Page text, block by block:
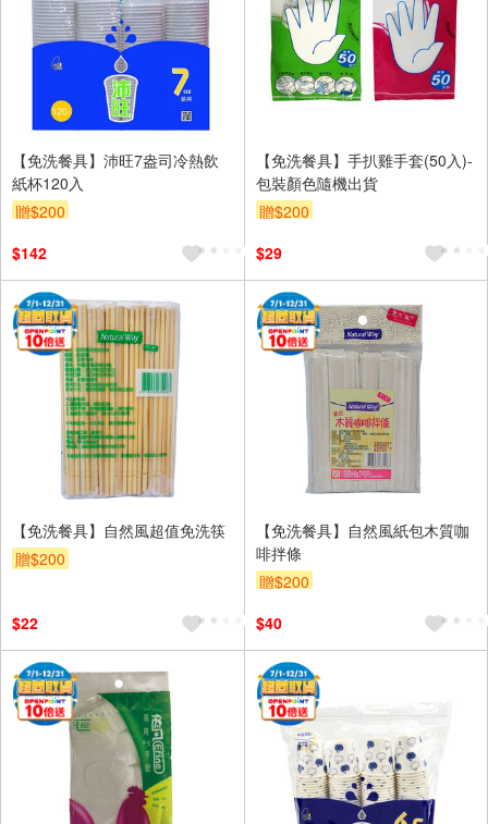
【免洗餐具】沛旺7盎司冷熱飲
紙杯120入
贈$200
$142
【免洗餐具】手扒雞手套(50入)-
包裝顏色隨機出貨
贈$200
$29
【免洗餐具】自然風超值免洗筷
贈$200
$22
【免洗餐具】自然風紙包木質咖
啡拌條
贈$200
$40